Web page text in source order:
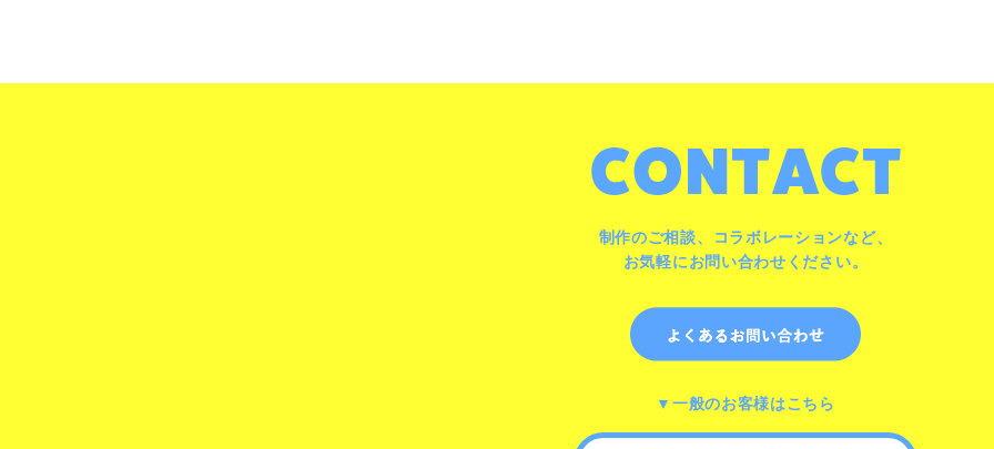
制作のご相談、コラボレーションなど、
お気軽にお問い合わせください。
▼一般のお客様はこちら